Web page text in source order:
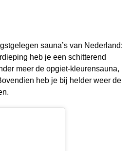
sauna’s van Nederland:
heb je een schitterend
meer de opgiet-kleurensauna,
heb je bij helder weer de